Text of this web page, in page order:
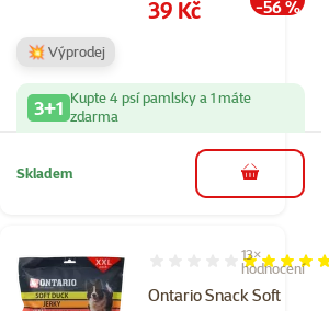
Cena
39 Kč -56 %
💥 Výprodej
3+1 Kupte 4 psí pamlsky a 1 máte
zdarma
Skladem do košíku
Ontario Snack Soft
Hodnocení 97%, počet
13×
hodnocení